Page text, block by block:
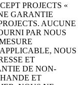
PROJECTS «
GARANTIE
AUCUNE
PAR NOUS
NOUS
ET
DE NON-
ET